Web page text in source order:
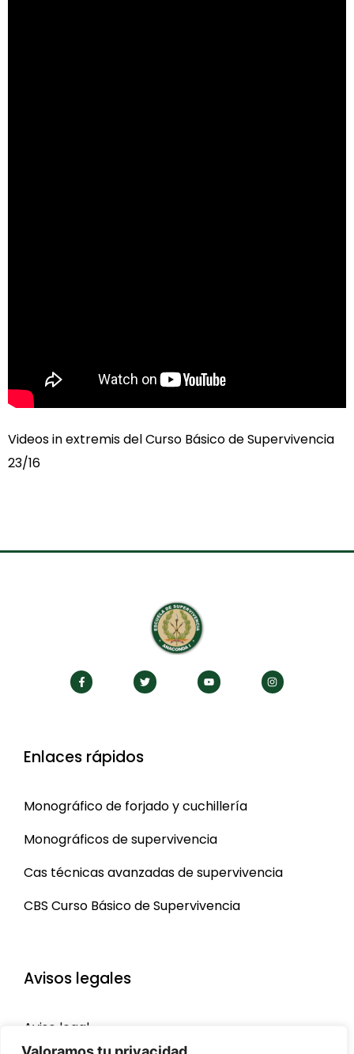
Videos in extremis del Curso Básico de Supervivencia
23/16
Enlaces rápidos
Monográfico de forjado y cuchillería
Monográficos de supervivencia
Cas técnicas avanzadas de supervivencia
CBS Curso Básico de Supervivencia
Avisos legales
Aviso legal